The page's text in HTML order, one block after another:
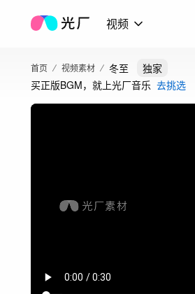
视频
首页 视频素材 冬至
独家
买正版BGM，就上光厂音乐 去挑选